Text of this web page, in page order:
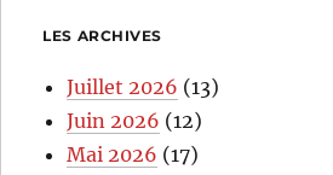
LES ARCHIVES
Juillet 2026 (13)
Juin 2026 (12)
Mai 2026 (17)